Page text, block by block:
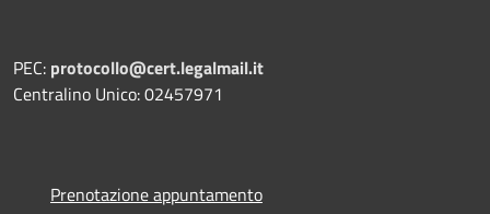
PEC: protocollo@cert.legalmail.it
Centralino Unico: 02457971
Prenotazione appuntamento